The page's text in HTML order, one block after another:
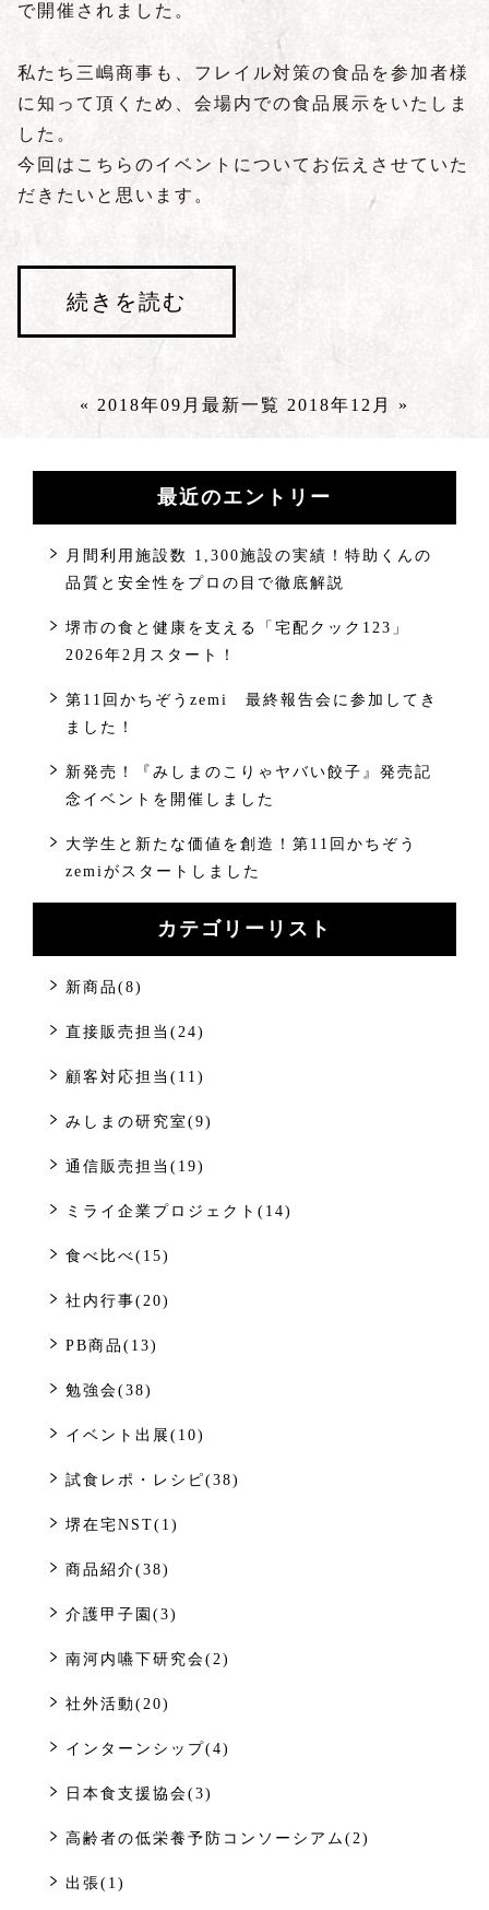
で開催されました。
私たち三嶋商事も、フレイル対策の食品を参加者様
に知って頂くため、会場内での食品展示をいたしま
した。
今回はこちらのイベントについてお伝えさせていた
だきたいと思います。
続きを読む
« 2018年09月 最新一覧 2018年12月 »
最近のエントリー
月間利用施設数 1,300施設の実績！特助くんの
品質と安全性をプロの目で徹底解説
堺市の食と健康を支える「宅配クック123」
2026年2月スタート！
第11回かちぞうzemi 最終報告会に参加してき
ました！
新発売！『みしまのこりゃヤバい餃子』発売記
念イベントを開催しました
大学生と新たな価値を創造！第11回かちぞう
zemiがスタートしました
カテゴリーリスト
新商品(8)
直接販売担当(24)
顧客対応担当(11)
みしまの研究室(9)
通信販売担当(19)
ミライ企業プロジェクト(14)
食べ比べ(15)
社内行事(20)
PB商品(13)
勉強会(38)
イベント出展(10)
試食レポ・レシピ(38)
堺在宅NST(1)
商品紹介(38)
介護甲子園(3)
南河内嚥下研究会(2)
社外活動(20)
インターンシップ(4)
日本食支援協会(3)
高齢者の低栄養予防コンソーシアム(2)
出張(1)